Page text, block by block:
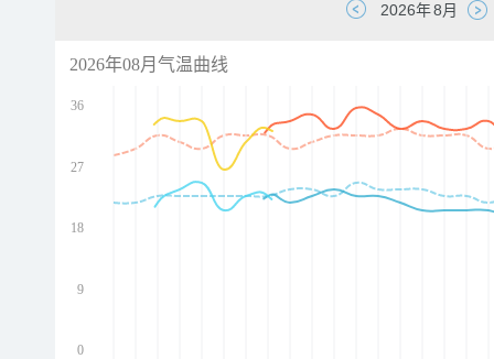
2026年08月气温曲线
36
27
18
9
0